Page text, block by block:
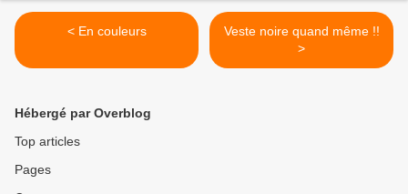
< En couleurs
Veste noire quand même !!
>
Hébergé par Overblog
Top articles
Pages